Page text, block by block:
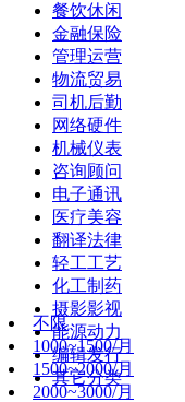
餐饮休闲
金融保险
管理运营
物流贸易
司机后勤
网络硬件
机械仪表
咨询顾问
电子通讯
医疗美容
翻译法律
轻工工艺
化工制药
摄影影视
能源动力
编辑发行
其它分类
不限
1000~1500/月
1500~2000/月
2000~3000/月